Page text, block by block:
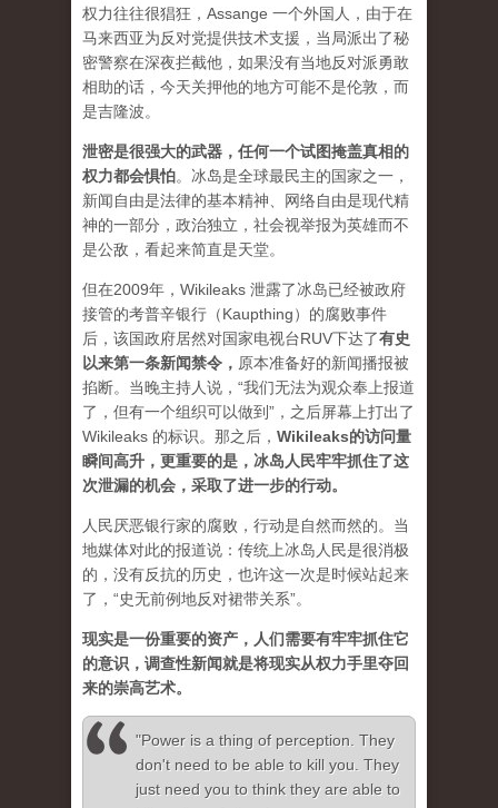
权力往往很猖狂，Assange 一个外国人，由于在
马来西亚为反对党提供技术支援，当局派出了秘
密警察在深夜拦截他，如果没有当地反对派勇敢
相助的话，今天关押他的地方可能不是伦敦，而
是吉隆波。
泄密是很强大的武器，任何一个试图掩盖真相的
权力都会惧怕。 冰岛是全球最民主的国家之一，
新闻自由是法律的基本精神、网络自由是现代精
神的一部分，政治独立，社会视举报为英雄而不
是公敌，看起来简直是天堂。
但在2009年，Wikileaks 泄露了冰岛已经被政府
接管的考普辛银行（Kaupthing）的腐败事件
后，该国政府居然对国家电视台RUV下达了有史
以来第一条新闻禁令 ， 原本准备好的新闻播报被
掐断。当晚主持人说，“我们无法为观众奉上报道
了，但有一个组织可以做到”，之后屏幕上打出了
Wikileaks 的标识。那之后， Wikileaks的访问量
瞬间高升，更重要的是，冰岛人民牢牢抓住了这
次泄漏的机会，采取了进一步的行动。
人民厌恶银行家的腐败，行动是自然而然的。当
地媒体对此的报道说：传统上冰岛人民是很消极
的，没有反抗的历史，也许这一次是时候站起来
了，“史无前例地反对裙带关系”。
现实是一份重要的资产，人们需要有牢牢抓住它
的意识，调查性新闻就是将现实从权力手里夺回
来的崇高艺术。
"Power is a thing of perception. They
don't need to be able to kill you. They
just need you to think they are able to